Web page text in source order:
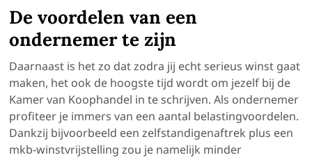
De voordelen van een
ondernemer te zijn
Daarnaast is het zo dat zodra jij echt serieus winst gaat
maken, het ook de hoogste tijd wordt om jezelf bij de
Kamer van Koophandel in te schrijven. Als ondernemer
profiteer je immers van een aantal belastingvoordelen.
Dankzij bijvoorbeeld een zelfstandigenaftrek plus een
mkb-winstvrijstelling zou je namelijk minder